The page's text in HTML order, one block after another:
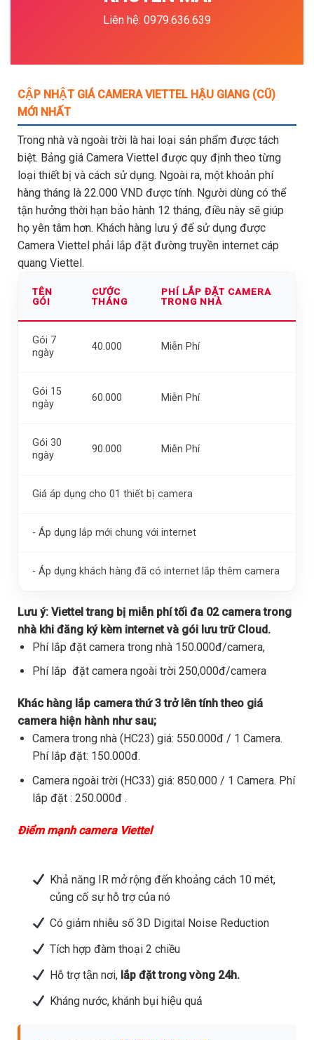
Liên hệ: 0979.636.639
CẬP NHẬT GIÁ CAMERA VIETTEL HẬU GIANG (CŨ)
MỚI NHẤT
Trong nhà và ngoài trời là hai loại sản phẩm được tách
biệt. Bảng giá Camera Viettel được quy định theo từng
loại thiết bị và cách sử dụng. Ngoài ra, một khoản phí
hàng tháng là 22.000 VND được tính. Người dùng có thể
tận hưởng thời hạn bảo hành 12 tháng, điều này sẽ giúp
họ yên tâm hơn. Khách hàng lưu ý để sử dụng được
Camera Viettel phải lắp đặt đường truyền internet cáp
quang Viettel.
TÊN
GÓI
CƯỚC
THÁNG
PHÍ LẮP ĐẶT CAMERA
TRONG NHÀ
Gói 7
ngày
40.000 Miễn Phí
Gói 15
ngày
60.000 Miễn Phí
Gói 30
ngày
90.000 Miễn Phí
Giá áp dụng cho 01 thiết bị camera
- Áp dụng lắp mới chung với internet
- Áp dụng khách hàng đã có internet lắp thêm camera
Lưu ý: Viettel trang bị miễn phí tối đa 02 camera trong
nhà khi đăng ký kèm internet và gói lưu trữ Cloud.
Phí lắp đặt camera trong nhà 150.000đ/camera,
Phí lắp đặt camera ngoài trời 250,000đ/camera
Khác hàng lắp camera thứ 3 trở lên tính theo giá
camera hiện hành như sau;
Camera trong nhà (HC23) giá: 550.000đ / 1 Camera.
Phí lắp đặt: 150.000đ.
Camera ngoài trời (HC33) giá: 850.000 / 1 Camera. Phí
lắp đặt : 250.000đ .
Điểm mạnh camera Viettel
Khả năng IR mở rộng đến khoảng cách 10 mét,
củng cố sự hỗ trợ của nó
Có giảm nhiễu số 3D Digital Noise Reduction
Tích hợp đàm thoại 2 chiều
Hỗ trợ tận nơi,lắp đặt trong vòng 24h.
Kháng nước, khánh bụi hiệu quả